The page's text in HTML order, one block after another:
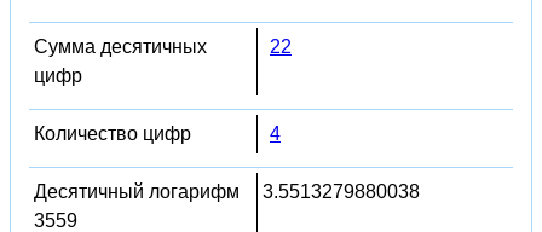
Сумма десятичных
цифр
22
Количество цифр 4
Десятичный логарифм
3559
3.5513279880038